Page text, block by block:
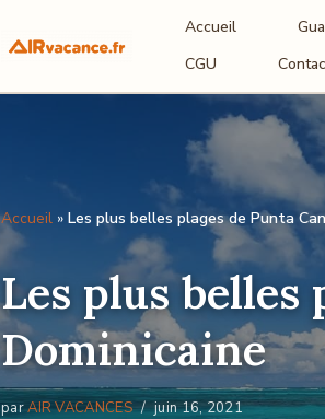
Accueil
CGU
Accueil » Les plus belles plages de Punta
Les plus belles
Dominicaine
parAIR VACANCES juin 16, 2021